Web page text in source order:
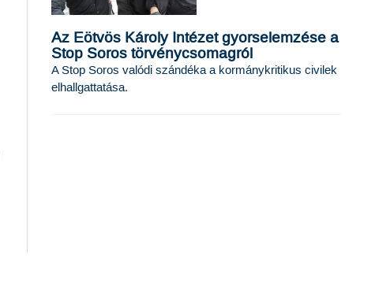
Az Eötvös Károly Intézet gyorselemzése a
Stop Soros törvénycsomagról
A Stop Soros valódi szándéka a kormánykritikus civilek
elhallgattatása.